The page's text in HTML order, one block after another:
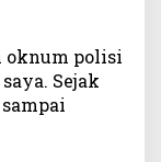
oknum polisi
Sejak